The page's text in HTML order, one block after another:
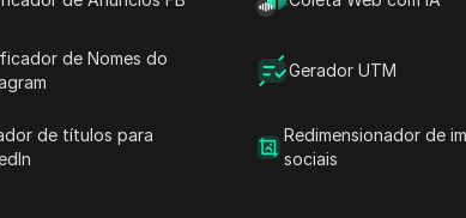
de Nomes do
Gerador UTM
de títulos para
Redimensionador de
sociais
perfis, usar um navegador
o Multilogin tenha sido uma
todos os utilizadores.
automação avançada e